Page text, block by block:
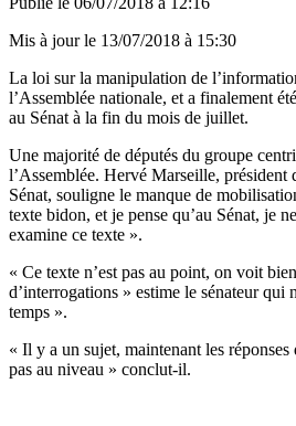
Mis à jour le 13/07/2018 à 15:30
La loi sur la manipulation de
l’Assemblée nationale, et a finalement
au Sénat à la fin du mois de juillet.
Une majorité de députés du groupe
l’Assemblée. Hervé Marseille, président
Sénat, souligne le manque de
texte bidon, et je pense qu’au Sénat, je
examine ce texte ».
« Ce texte n’est pas au point, on voit
d’interrogations » estime le sénateur qui
temps ».
« Il y a un sujet, maintenant les
pas au niveau » conclut-il.